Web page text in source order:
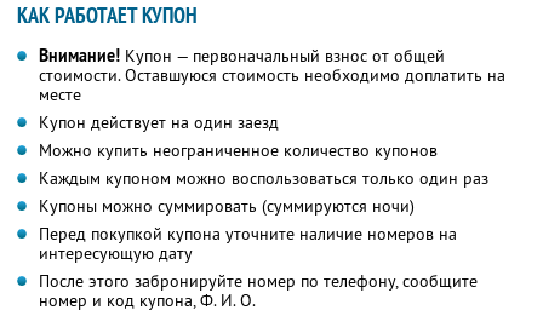
КАК РАБОТАЕТ КУПОН
Внимание! Купон — первоначальный взнос от общей
стоимости. Оставшуюся стоимость необходимо доплатить на
месте
Купон действует на один заезд
Можно купить неограниченное количество купонов
Каждым купоном можно воспользоваться только один раз
Купоны можно суммировать (суммируются ночи)
Перед покупкой купона уточните наличие номеров на
интересующую дату
После этого забронируйте номер по телефону, сообщите
номер и код купона,Ф. И. О.